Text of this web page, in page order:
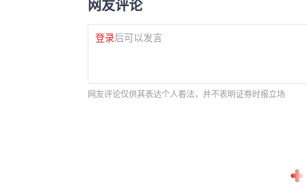
网友评论
登录后可以发言
网友评论仅供其表达个人看法，并不表明证券时报立场